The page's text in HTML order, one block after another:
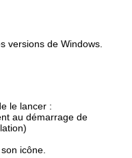
versions de Windows.
le lancer :
au démarrage de
icône.